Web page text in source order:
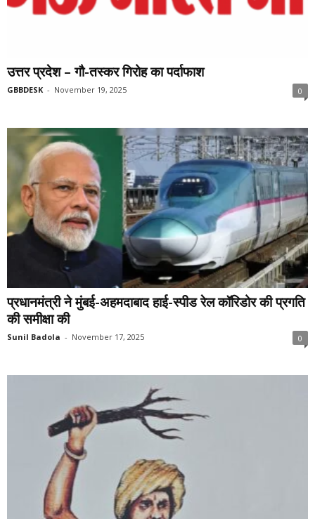
उत्तर प्रदेश – गौ-तस्कर गिरोह का पर्दाफाश
GBBDESK - November 19, 2025 0
प्रधानमंत्री ने मुंबई-अहमदाबाद हाई-स्पीड रेल कॉरिडोर की प्रगति
की समीक्षा की
Sunil Badola - November 17, 2025 0